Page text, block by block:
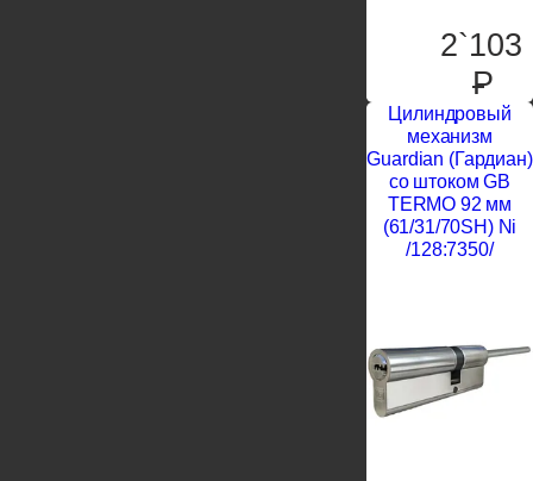
2`103
P
Цилиндровый
механизм
Guardian (Гардиан)
со штоком GB
TERMO 92 мм
(61/31/70SH) Ni
/128:7350/